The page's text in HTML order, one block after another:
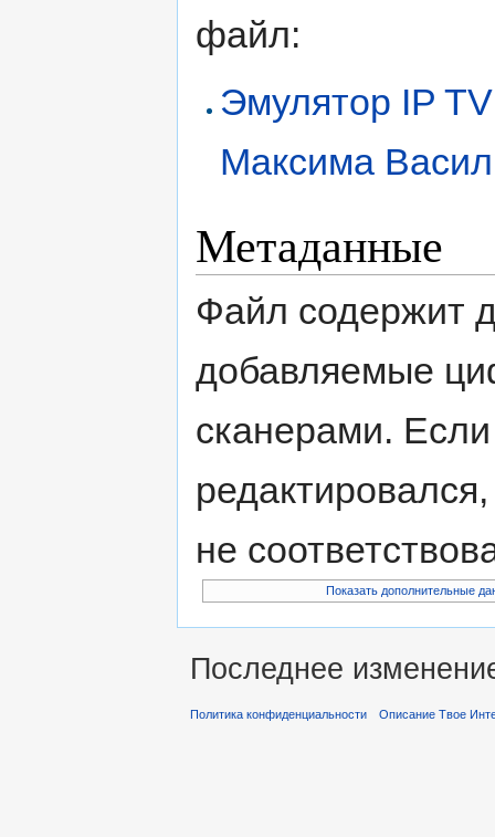
файл:
Эмулятор IP
Максима
Метаданные
Файл содержит
добавляемые
сканерами.
не
Показать дополнительные
Последнее
Политика конфиденциальности Описание Твое